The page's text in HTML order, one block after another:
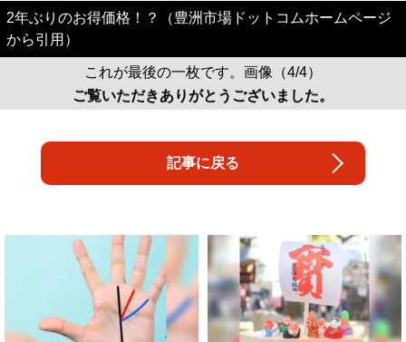
2年ぶりのお得価格！？（豊洲市場ドットコムホームページ
から引用）
これが最後の一枚です。画像（4/4）
ご覧いただきありがとうございました。
記事に戻る